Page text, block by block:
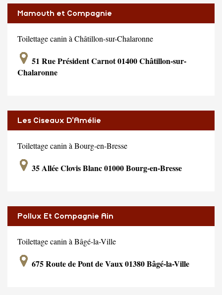
Mamouth et Compagnie
Toilettage canin à Châtillon-sur-Chalaronne
51 Rue Président Carnot 01400 Châtillon-sur-
Chalaronne
Les Ciseaux D'Amélie
Toilettage canin à Bourg-en-Bresse
35 Allée Clovis Blanc 01000 Bourg-en-Bresse
Pollux Et Compagnie Ain
Toilettage canin à Bâgé-la-Ville
675 Route de Pont de Vaux 01380 Bâgé-la-Ville